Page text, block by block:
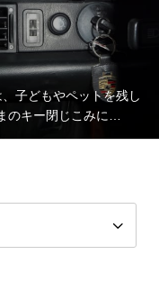
子どもやペットを残し
のキー閉じこみに…